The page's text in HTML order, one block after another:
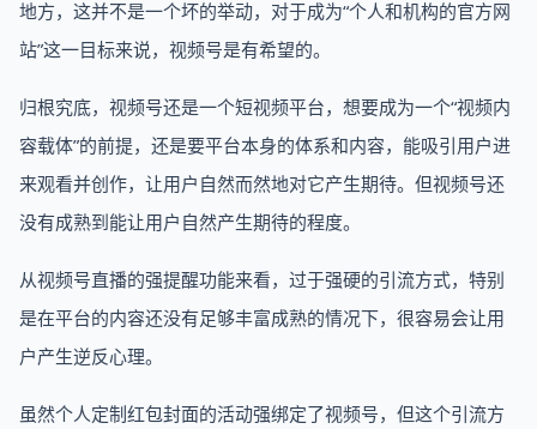
地方，这并不是一个坏的举动，对于成为“个人和机构的官方网
站”这一目标来说，视频号是有希望的。
归根究底，视频号还是一个短视频平台，想要成为一个“视频内
容载体”的前提，还是要平台本身的体系和内容，能吸引用户进
来观看并创作，让用户自然而然地对它产生期待。但视频号还
没有成熟到能让用户自然产生期待的程度。
从视频号直播的强提醒功能来看，过于强硬的引流方式，特别
是在平台的内容还没有足够丰富成熟的情况下，很容易会让用
户产生逆反心理。
虽然个人定制红包封面的活动强绑定了视频号，但这个引流方